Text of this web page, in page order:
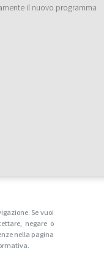
35 “Terre di Castelli”
FESTIVAL ’21 –
PARTE
il nuovo programma
Se vuoi
negare o
nella pagina